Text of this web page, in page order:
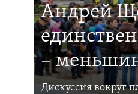
Андрей
–
Дискуссия вокруг